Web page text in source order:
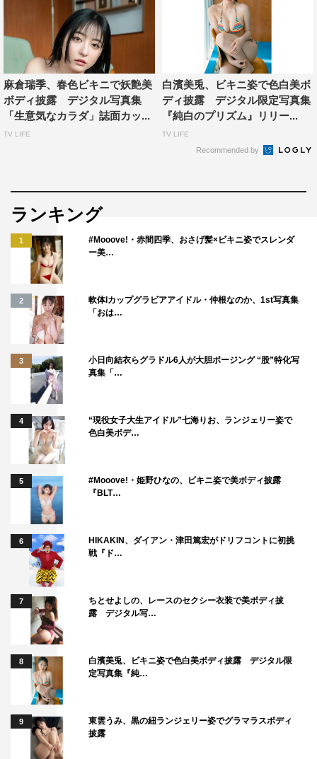
麻倉瑞季、春色ビキニで妖艶美
ボディ披露 デジタル写真集
「生意気なカラダ」誌面カッ...
TV LIFE
白濱美兎、ビキニ姿で色白美ボ
ディ披露 デジタル限定写真集
『純白のプリズム』リリー...
TV LIFE
Recommended by
ランキング
1
#Mooove!・赤間四季、おさげ髪×ビキニ姿でスレンダ
ー美…
2
軟体Iカップグラビアアイドル・仲根なのか、1st写真集
「おは…
3
小日向結衣らグラドル6人が大胆ポージング “股”特化写
真集「…
4
“現役女子大生アイドル”七海りお、ランジェリー姿で
色白美ボデ…
5
#Mooove!・姫野ひなの、ビキニ姿で美ボディ披露
『BLT…
6
HIKAKIN、ダイアン・津田篤宏がドリフコントに初挑
戦『ド…
7
ちとせよしの、レースのセクシー衣装で美ボディ披
露 デジタル写…
8
白濱美兎、ビキニ姿で色白美ボディ披露 デジタル限
定写真集『純…
9
東雲うみ、黒の紐ランジェリー姿でグラマラスボディ
披露